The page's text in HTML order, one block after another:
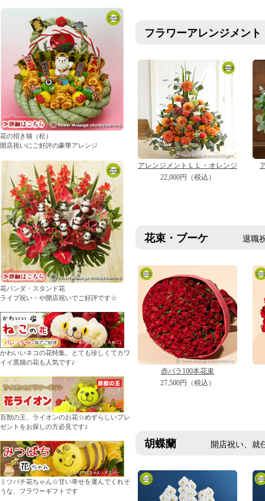
花の招き猫（松）
開店祝いにご好評の豪華アレンジ
花パンダ・スタンド花
ライブ祝い・や開店祝いでご好評です☆
かわいいネコの花特集。とても珍しくてカワ
イイ黒猫の花も人気です♪
百獣の王、ライオンのお花☆めずらしいプレ
ゼントをお探しの方必見です♪
ミツバチ花ちゃん☆甘い幸せを運んでくれそ
うな、フラワーギフトです
フラワーアレンジメント
アレンジメントＬＬ・オレンジ
22,000円（税込）
花束・ブーケ 退職祝
赤バラ100本花束
27,500円（税込）
胡蝶蘭 開店祝い、就任